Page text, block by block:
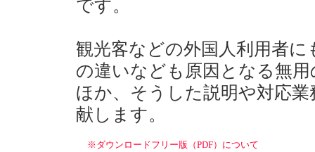
です。
観光客などの外国人利用者
の違いなども原因となる無
ほか、そうした説明や対応
献します。
※ダウンロードフリー版（PDF）について